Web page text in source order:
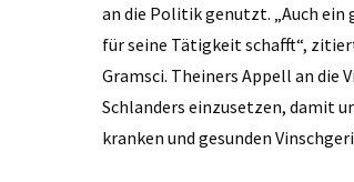
an die Politik genutzt. „Auch
für seine Tätigkeit schafft“,
Gramsci. Theiners Appell an die
Schlanders einzusetzen, damit
kranken und gesunden